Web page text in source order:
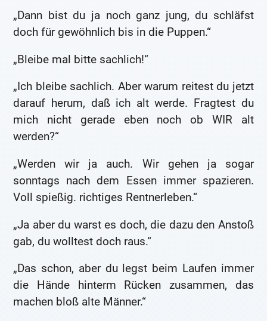
„Dann bist du ja noch ganz jung, du schläfst
doch für gewöhnlich bis in die Puppen.“
„Bleibe mal bitte sachlich!“
„Ich bleibe sachlich. Aber warum reitest du jetzt
darauf herum, daß ich alt werde. Fragtest du
mich nicht gerade eben noch ob WIR alt
werden?“
„Werden wir ja auch. Wir gehen ja sogar
sonntags nach dem Essen immer spazieren.
Voll spießig. richtiges Rentnerleben.“
„Ja aber du warst es doch, die dazu den Anstoß
gab, du wolltest doch raus.“
„Das schon, aber du legst beim Laufen immer
die Hände hinterm Rücken zusammen, das
machen bloß alte Männer.“